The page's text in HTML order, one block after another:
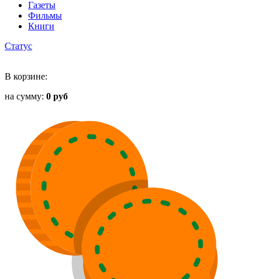
Газеты
Фильмы
Книги
Статус
В корзине:
на сумму: 0 руб